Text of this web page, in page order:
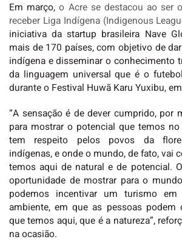
Em março, o Acre se destacou ao ser
receber Liga Indígena (Indigenous
iniciativa da startup brasileira Nave
mais de 170 países, com objetivo de
indígena e disseminar o conhecimento
da linguagem universal que é o
durante o Festival Huwã Karu Yuxibu,
“A sensação é de dever cumprido, por
para mostrar o potencial que temos
tem respeito pelos povos da
indígenas, e onde o mundo, de fato, vai
temos aqui de natural e de potencial.
oportunidade de mostrar para o
podemos incentivar um turismo
ambiente, em que as pessoas podem
que temos aqui, que é a natureza”,
na ocasião.